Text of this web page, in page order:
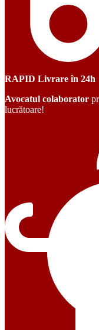
RAPID Livrare în 24h
Avocatul colaborator
lucrătoare!